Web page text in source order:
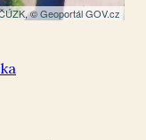
, ©Geoportál GOV.cz